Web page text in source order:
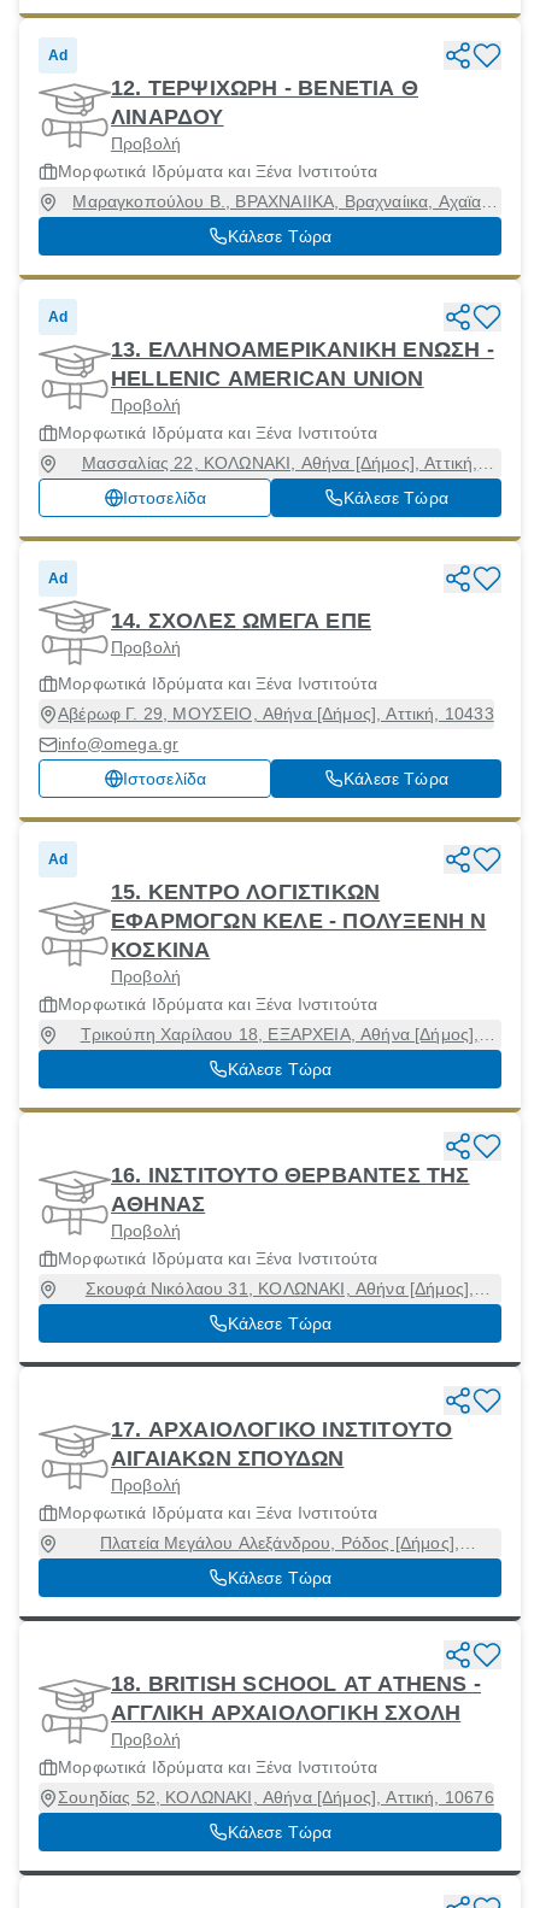
Ad
12. ΤΕΡΨΙΧΩΡΗ - ΒΕΝΕΤΙΑ Θ
ΛΙΝΑΡΔΟΥ
Προβολή
Μορφωτικά Ιδρύματα και Ξένα Ινστιτούτα
Μαραγκοπούλου Β., ΒΡΑΧΝΑΙΙΚΑ, Βραχναίικα, Αχαϊα,
25002
Κάλεσε Τώρα
Ad
13. ΕΛΛΗΝΟΑΜΕΡΙΚΑΝΙΚΗ ΕΝΩΣΗ -
HELLENIC AMERICAN UNION
Προβολή
Μορφωτικά Ιδρύματα και Ξένα Ινστιτούτα
Μασσαλίας 22, ΚΟΛΩΝΑΚΙ, Αθήνα [Δήμος], Αττική,
10680
Ιστοσελίδα Κάλεσε Τώρα
Ad
14. ΣΧΟΛΕΣ ΩΜΕΓΑ ΕΠΕ
Προβολή
Μορφωτικά Ιδρύματα και Ξένα Ινστιτούτα
Αβέρωφ Γ. 29, ΜΟΥΣΕΙΟ, Αθήνα [Δήμος], Αττική, 10433
info@omega.gr
Ιστοσελίδα
Κάλεσε Τώρα
Ad
15. ΚΕΝΤΡΟ ΛΟΓΙΣΤΙΚΩΝ
ΕΦΑΡΜΟΓΩΝ ΚΕΛΕ - ΠΟΛΥΞΕΝΗ Ν
ΚΟΣΚΙΝΑ
Προβολή
Μορφωτικά Ιδρύματα και Ξένα Ινστιτούτα
Τρικούπη Χαρίλαου 18, ΕΞΑΡΧΕΙΑ, Αθήνα [Δήμος],
Αττική, 10679
Κάλεσε Τώρα
16. ΙΝΣΤΙΤΟΥΤΟ ΘΕΡΒΑΝΤΕΣ ΤΗΣ
ΑΘΗΝΑΣ
Προβολή
Μορφωτικά Ιδρύματα και Ξένα Ινστιτούτα
Σκουφά Νικόλαου 31, ΚΟΛΩΝΑΚΙ, Αθήνα [Δήμος],
Αττική, 10673
Κάλεσε Τώρα
17. ΑΡΧΑΙΟΛΟΓΙΚΟ ΙΝΣΤΙΤΟΥΤΟ
ΑΙΓΑΙΑΚΩΝ ΣΠΟΥΔΩΝ
Προβολή
Μορφωτικά Ιδρύματα και Ξένα Ινστιτούτα
Πλατεία Μεγάλου Αλεξάνδρου, Ρόδος [Δήμος],
Δωδεκάνησα, 85100
Κάλεσε Τώρα
18. BRITISH SCHOOL AT ATHENS -
ΑΓΓΛΙΚΗ ΑΡΧΑΙΟΛΟΓΙΚΗ ΣΧΟΛΗ
Προβολή
Μορφωτικά Ιδρύματα και Ξένα Ινστιτούτα
Σουηδίας 52, ΚΟΛΩΝΑΚΙ, Αθήνα [Δήμος], Αττική, 10676
Κάλεσε Τώρα